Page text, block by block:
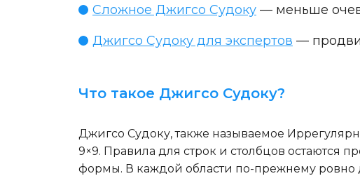
Сложное Джигсо Судоку — меньше
Джигсо Судоку для экспертов —
Что такое Джигсо Судоку?
Джигсо Судоку, также называемое
9×9. Правила для строк и столбцов остаются
формы. В каждой области по-прежнему ровно